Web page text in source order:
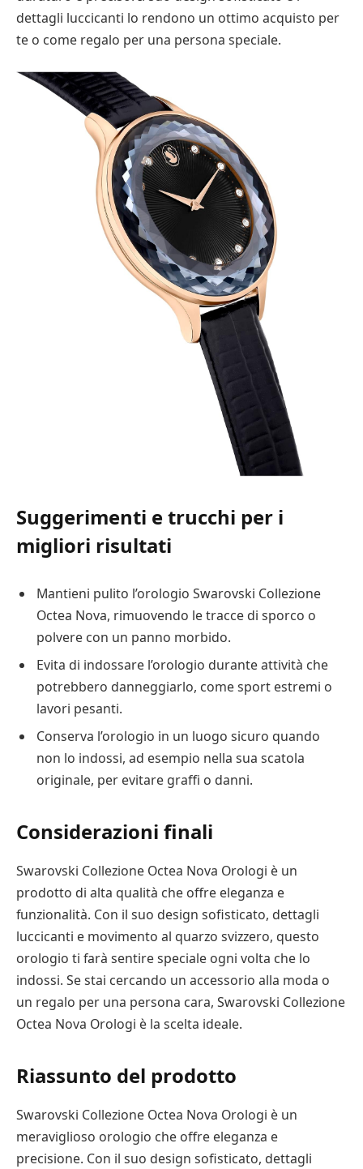
dettagli luccicanti lo rendono un ottimo acquisto per
te o come regalo per una persona speciale.
Suggerimenti e trucchi per i
migliori risultati
Mantieni pulito l’orologio Swarovski Collezione
Octea Nova, rimuovendo le tracce di sporco o
polvere con un panno morbido.
Evita di indossare l’orologio durante attività che
potrebbero danneggiarlo, come sport estremi o
lavori pesanti.
Conserva l’orologio in un luogo sicuro quando
non lo indossi, ad esempio nella sua scatola
originale, per evitare graffi o danni.
Considerazioni finali
Swarovski Collezione Octea Nova Orologi è un
prodotto di alta qualità che offre eleganza e
funzionalità. Con il suo design sofisticato, dettagli
luccicanti e movimento al quarzo svizzero, questo
orologio ti farà sentire speciale ogni volta che lo
indossi. Se stai cercando un accessorio alla moda o
un regalo per una persona cara, Swarovski Collezione
Octea Nova Orologi è la scelta ideale.
Riassunto del prodotto
Swarovski Collezione Octea Nova Orologi è un
meraviglioso orologio che offre eleganza e
precisione. Con il suo design sofisticato, dettagli